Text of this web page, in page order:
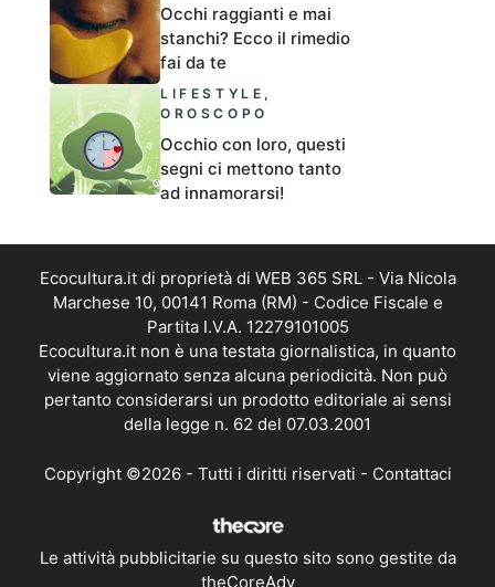
Occhi raggianti e mai
stanchi? Ecco il rimedio
fai da te
LIFESTYLE ,
OROSCOPO
Occhio con loro, questi
segni ci mettono tanto
ad innamorarsi!
Ecocultura.it di proprietà di WEB 365 SRL - Via Nicola
Marchese 10, 00141 Roma (RM) - Codice Fiscale e
Partita I.V.A. 12279101005
Ecocultura.it non è una testata giornalistica, in quanto
viene aggiornato senza alcuna periodicità. Non può
pertanto considerarsi un prodotto editoriale ai sensi
della legge n. 62 del 07.03.2001
Copyright ©2026 - Tutti i diritti riservati - Contattaci
Le attività pubblicitarie su questo sito sono gestite da
theCoreAdv